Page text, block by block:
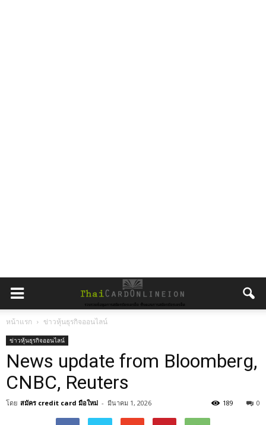
หน้าแรก ข่าวหุ้นธุรกิจออนไลน์
ข่าวหุ้นธุรกิจออนไลน์
News update from Bloomberg,
CNBC, Reuters
โดย สมัคร credit card มือใหม่ - มีนาคม 1, 2026 0
189